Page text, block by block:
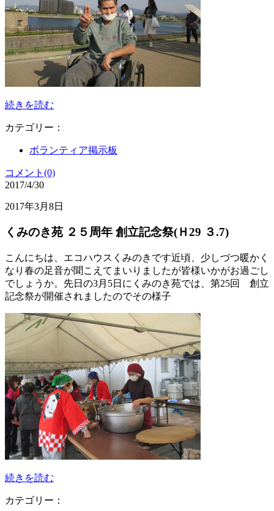
続きを読む
カテゴリー：
ボランティア掲示板
コメント(0)
2017/4/30
2017年3月8日
くみのき苑 ２５周年 創立記念祭(Ｈ29 ３.7)
こんにちは、エコハウスくみのきです近頃、少しづつ暖かく
なり春の足音が聞こえてまいりましたが皆様いかがお過ごし
でしょうか。先日の3月5日にくみのき苑では、第25回 創立
記念祭が開催されましたのでその様子
続きを読む
カテゴリー：